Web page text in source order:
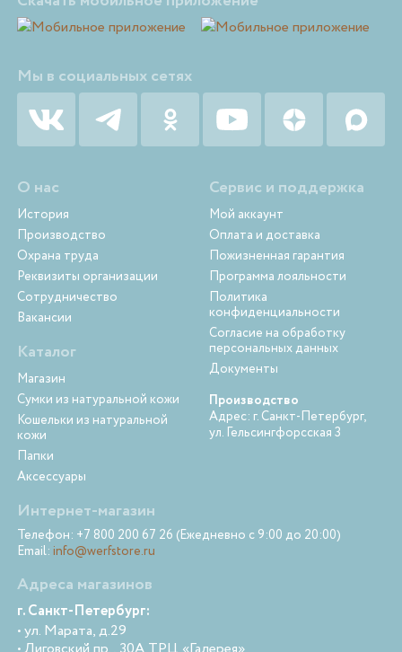
Мы в социальных сетях
О нас
История
Производство
Охрана труда
Реквизиты организации
Сотрудничество
Вакансии
Каталог
Магазин
Сумки из натуральной кожи
Кошельки из натуральной
кожи
Папки
Аксессуары
Сервис и поддержка
Мой аккаунт
Оплата и доставка
Пожизненная гарантия
Программа лояльности
Политика
конфиденциальности
Согласие на обработку
персональных данных
Документы
Производство
Адрес: г. Санкт-Петербург,
ул. Гельсингфорсская 3
Интернет-магазин
Телефон: +7 800 200 67 26 (Ежедневно с 9:00 до 20:00)
Email: info@werfstore.ru
Адреса магазинов
г. Санкт-Петербург:
• ул. Марата, д.29